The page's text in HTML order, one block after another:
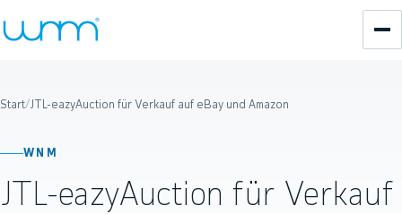
Start/JTL-eazyAuction für Verkauf auf eBay und Amazon
WNM
JTL-eazyAuction für Verkauf